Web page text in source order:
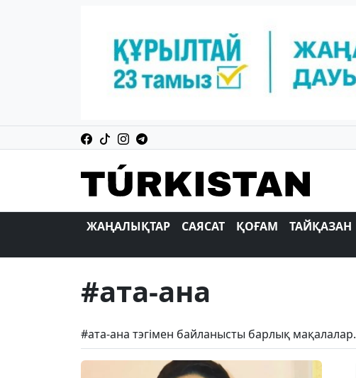
ЖАҢАЛЫҚТАР САЯСАТ ҚОҒАМ ТАЙҚАЗАН
#ата-ана
#ата-ана тэгімен байланысты барлық мақалалар.